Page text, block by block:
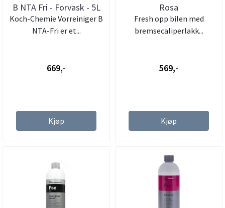
B NTA Fri - Forvask - 5L
Koch-Chemie Vorreiniger B
NTA-Fri er et...
669,-
Kjøp
Rosa
Fresh opp bilen med
bremsecaliperlakk...
569,-
Kjøp